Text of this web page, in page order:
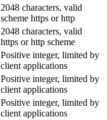
2048 characters, valid
scheme https or http
2048 characters, valid
https or http scheme
Positive integer, limited by
client applications
Positive integer, limited by
client applications
Positive integer, limited by
client applications